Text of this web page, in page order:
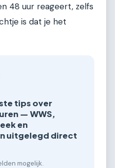
48 uur reageert, zelfs
is dat je het
tips over
— WWS,
en
uitgelegd direct
mogelijk.